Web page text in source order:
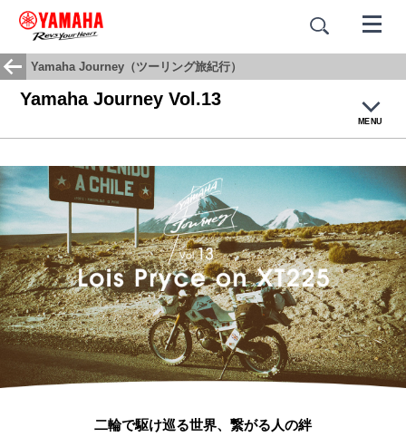
Yamaha Journey（ツーリング旅紀行）
Yamaha Journey Vol.13
MENU
Yamaha Journey
#motorcyclescape
Moto Life
二輪で駆け巡る世界、繋がる人の絆